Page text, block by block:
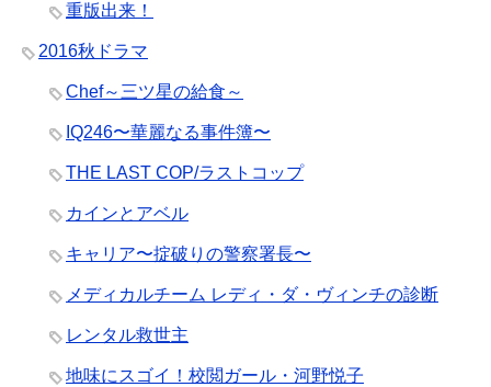
重版出来！
2016秋ドラマ
Chef～三ツ星の給食～
IQ246〜華麗なる事件簿〜
THE LAST COP/ラストコップ
カインとアベル
キャリア〜掟破りの警察署長〜
メディカルチーム レディ・ダ・ヴィンチの診断
レンタル救世主
地味にスゴイ！校閲ガール・河野悦子